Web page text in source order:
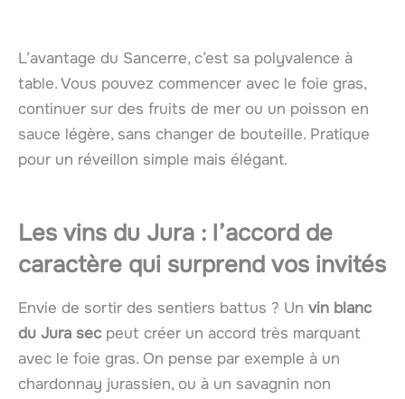
L’avantage du Sancerre, c’est sa polyvalence à
table. Vous pouvez commencer avec le foie gras,
continuer sur des fruits de mer ou un poisson en
sauce légère, sans changer de bouteille. Pratique
pour un réveillon simple mais élégant.
Les vins du Jura : l’accord de
caractère qui surprend vos invités
Envie de sortir des sentiers battus ? Un vin blanc
du Jura secpeut créer un accord très marquant
avec le foie gras. On pense par exemple à un
chardonnay jurassien, ou à un savagnin non